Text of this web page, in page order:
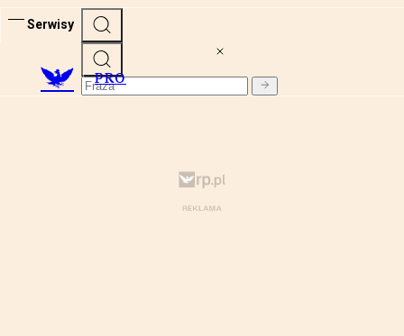
Serwisy
PRO